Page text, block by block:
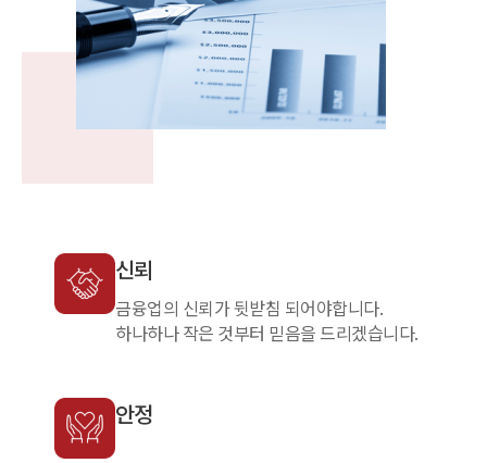
신뢰
금융업의 신뢰가 뒷받침 되어야합니다.
하나하나 작은 것부터 믿음을 드리겠습니다.
안정